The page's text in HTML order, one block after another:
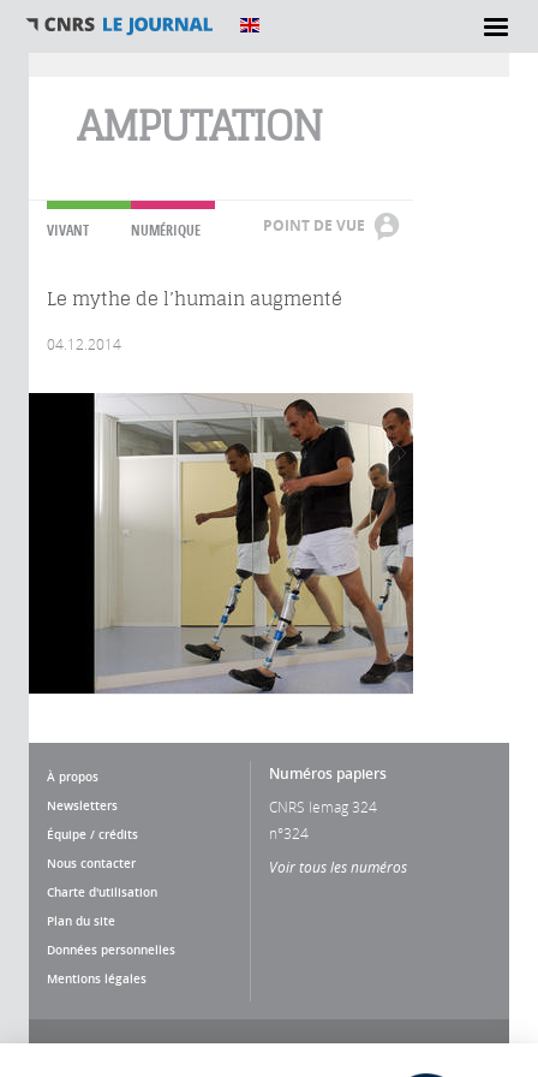
AMPUTATION
VIVANT NUMÉRIQUE POINT DE VUE
Le mythe de l’humain augmenté
04.12.2014
À propos
Newsletters
Équipe / crédits
Nous contacter
Charte d'utilisation
Plan du site
Données personnelles
Mentions légales
Numéros papiers
CNRS lemag 324
n°324
Voir tous les numéros